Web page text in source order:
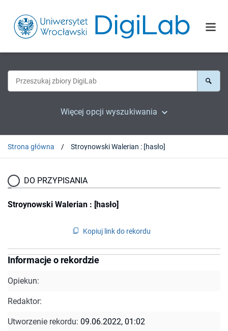
Więcej opcji wyszukiwania
Strona główna Stroynowski Walerian : [hasło]
DO PRZYPISANIA
Stroynowski Walerian : [hasło]
Kopiuj link do rekordu
Informacje o rekordzie
Opiekun:
Redaktor:
Utworzenie rekordu: 09.06.2022, 01:02